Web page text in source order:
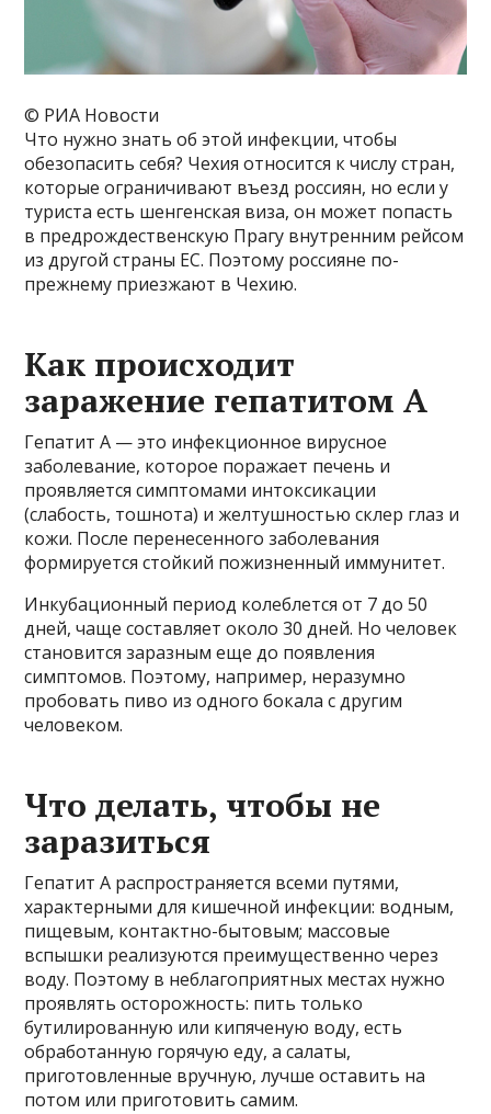
© РИА Новости
Что нужно знать об этой инфекции, чтобы
обезопасить себя? Чехия относится к числу стран,
которые ограничивают въезд россиян, но если у
туриста есть шенгенская виза, он может попасть
в предрождественскую Прагу внутренним рейсом
из другой страны ЕС. Поэтому россияне по-
прежнему приезжают в Чехию.
Как происходит
заражение гепатитом А
Гепатит А — это инфекционное вирусное
заболевание, которое поражает печень и
проявляется симптомами интоксикации
(слабость, тошнота) и желтушностью склер глаз и
кожи. После перенесенного заболевания
формируется стойкий пожизненный иммунитет.
Инкубационный период колеблется от 7 до 50
дней, чаще составляет около 30 дней. Но человек
становится заразным еще до появления
симптомов. Поэтому, например, неразумно
пробовать пиво из одного бокала с другим
человеком.
Что делать, чтобы не
заразиться
Гепатит А распространяется всеми путями,
характерными для кишечной инфекции: водным,
пищевым, контактно-бытовым; массовые
вспышки реализуются преимущественно через
воду. Поэтому в неблагоприятных местах нужно
проявлять осторожность: пить только
бутилированную или кипяченую воду, есть
обработанную горячую еду, а салаты,
приготовленные вручную, лучше оставить на
потом или приготовить самим.